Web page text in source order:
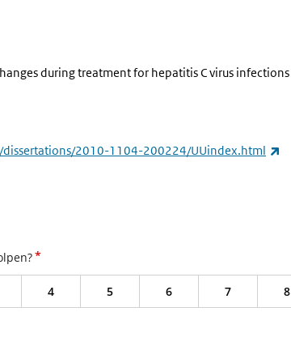
during treatment for hepatitis C virus infections
2010-1104-200224/UUindex.html
*
4 5 6 7 8